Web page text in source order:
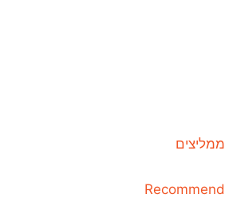
ממליצים
Recommend